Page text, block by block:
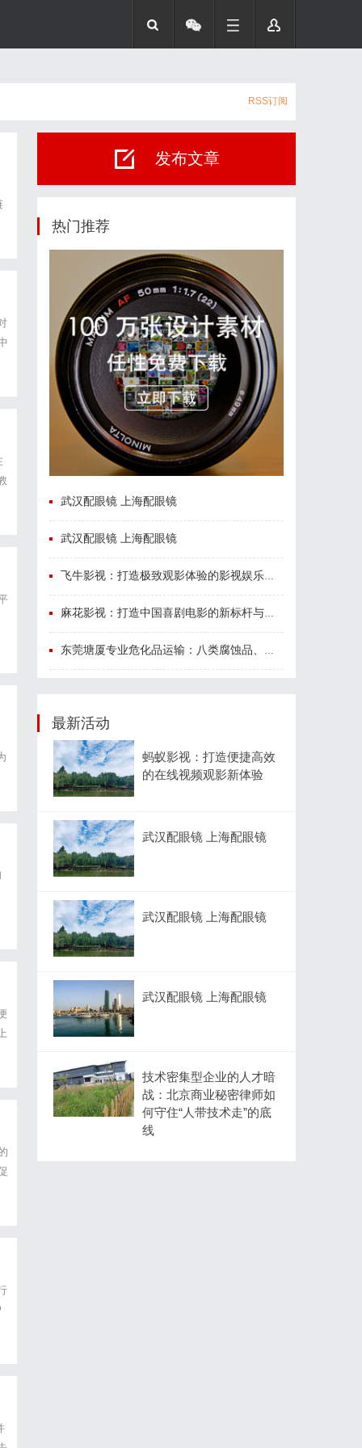
RSS订阅
发布文章
热门推荐
武汉配眼镜 上海配眼镜
武汉配眼镜 上海配眼镜
飞牛影视：打造极致观影体验的影视娱乐平台
麻花影视：打造中国喜剧电影的新标杆与文化现象
东莞塘厦专业危化品运输：八类腐蚀品、九类杂项合规全品类承运解决方案
最新活动
蚂蚁影视：打造便捷高效
的在线视频观影新体验
武汉配眼镜 上海配眼镜
武汉配眼镜 上海配眼镜
武汉配眼镜 上海配眼镜
技术密集型企业的人才暗
战：北京商业秘密律师如
何守住“人带技术走”的底
线